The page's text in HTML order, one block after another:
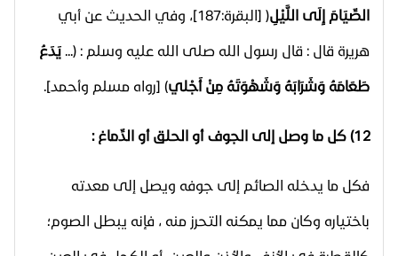
الصِّيَامَ إِلَى اللَّيْلِ ( [البقرة:187]، وفي الحديث عن أبي
هريرة قال : قال رسول الله صلى الله عليه وسلم : (... يَدَعُ
طَعَامَهُ وَشَرَابَهُ وَشَهْوَتَهُ مِنْ أَجْلي) [رواه مسلم وأحمد].
12) كل ما وصل إلى الجوف أو الحلق أو الدِّماغ :
فكل ما يدخله الصائم إلى جوفه ويصل إلى معدته
باختياره وكان مما يمكنه التحرز منه ، فإنه يبطل الصوم؛